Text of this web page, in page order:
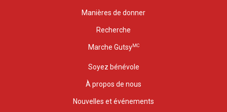
Manières de donner
Recherche
Marche GutsyMC
Soyez bénévole
À propos de nous
Nouvelles et événements